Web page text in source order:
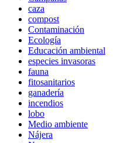
caza
compost
Contaminación
Ecología
Educación ambiental
especies invasoras
fauna
fitosanitarios
ganadería
incendios
lobo
Medio ambiente
Nájera